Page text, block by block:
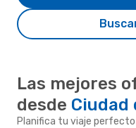
Las mejores
desde Ciudad
Planifica tu viaje perfecto